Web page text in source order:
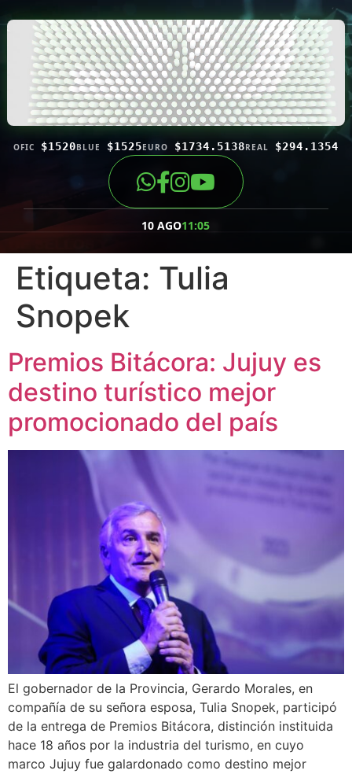
OFIC $1520BLUE $1525EURO $1734.5138REAL $294.1354
10 AGO11:05
Etiqueta: Tulia
Snopek
Premios Bitácora: Jujuy es
destino turístico mejor
promocionado del país
El gobernador de la Provincia, Gerardo Morales, en
compañía de su señora esposa, Tulia Snopek, participó
de la entrega de Premios Bitácora, distinción instituida
hace 18 años por la industria del turismo, en cuyo
marco Jujuy fue galardonado como destino mejor